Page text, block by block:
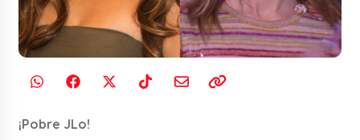
¡Pobre JLo!